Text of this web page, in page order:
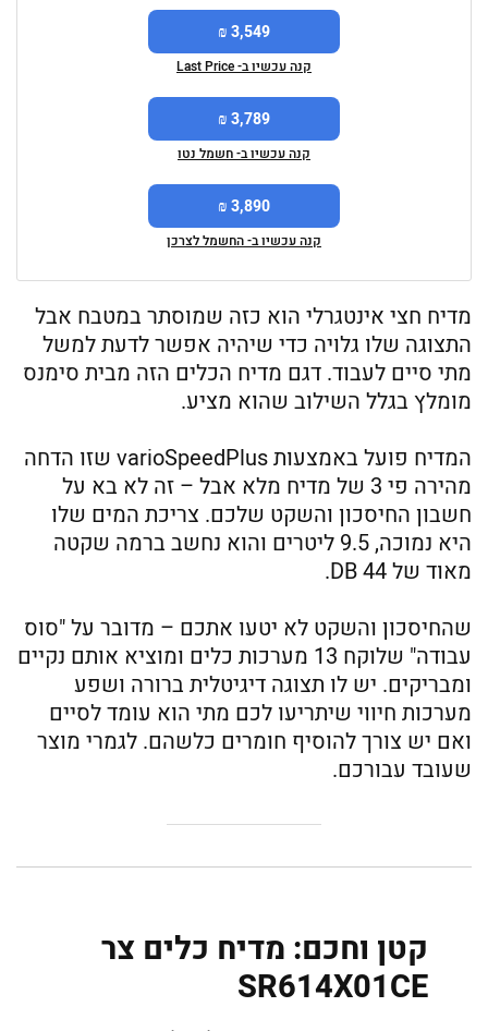
3,549 ₪
קנה עכשיו ב- Last Price
3,789 ₪
קנה עכשיו ב- חשמל נטו
3,890 ₪
קנה עכשיו ב- החשמל לצרכן
מדיח חצי אינטגרלי הוא כזה שמוסתר במטבח אבל
התצוגה שלו גלויה כדי שיהיה אפשר לדעת למשל
מתי סיים לעבוד. דגם מדיח הכלים הזה מבית סימנס
מומלץ בגלל השילוב שהוא מציע.
המדיח פועל באמצעות varioSpeedPlus שזו הדחה
מהירה פי 3 של מדיח מלא אבל – זה לא בא על
חשבון החיסכון והשקט שלכם. צריכת המים שלו
היא נמוכה, 9.5 ליטרים והוא נחשב ברמה שקטה
מאוד של 44 DB.
שהחיסכון והשקט לא יטעו אתכם – מדובר על "סוס
עבודה" שלוקח 13 מערכות כלים ומוציא אותם נקיים
ומבריקים. יש לו תצוגה דיגיטלית ברורה ושפע
מערכות חיווי שיתריעו לכם מתי הוא עומד לסיים
ואם יש צורך להוסיף חומרים כלשהם. לגמרי מוצר
שעובד עבורכם.
קטן וחכם: מדיח כלים ‏צר
SR614X01CE